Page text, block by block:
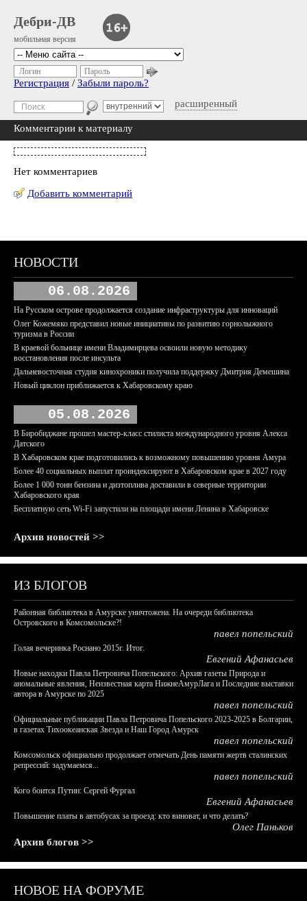
Дебри-ДВ
мобильная версия
расширенный
Логин Пароль
Регистрация / Забыли пароль?
Комментарии к материалу
Нет комментариев
Добавить комментарий
НОВОСТИ
06.08.2026
На Русском острове продолжается создание инфраструктуры для инноваций
Олег Кожемяко представил новые инициативы по развитию горнолыжного
туризма в России
В краевой больнице имени Владимирцева освоили новую методику
восстановления после инсульта
Дальневосточная студия кинохроники получила поддержку Дмитрия Демешина
Новый циклон приближается к Хабаровскому краю
05.08.2026
В Биробиджане прошел мастер-класс стилиста международного уровня Алекса
Датского
В Хабаровском крае подготовились к возможному повышению уровня Амура
Более 40 социальных выплат проиндексируют в Хабаровском крае в 2027 году
Более 1 000 тонн бензина и дизтоплива доставили в северные территории
Хабаровского края
Бесплатную сеть Wi-Fi запустили на площади имени Ленина в Хабаровске
Архив новостей >>
ИЗ БЛОГОВ
Районная библиотека в Амурске уничтожена. На очереди библиотека
Островского в Комсомольске?!
павел попельский
Голая вечеринка Роснано 2015г. Итог.
Евгений Афанасьев
Новые находки Павла Петровича Попельского: Архив газеты Природа и
аномальные явления, Неизвестная карта НижнеАмурЛага и Последние выставки
автора в Амурске по 2025
павел попельский
Официальные публикации Павла Петровича Попельского 2023-2025 в Болгарии,
в газетах Тихоокеанская Звезда и Наш Город Амурск
павел попельский
Комсомольск официально продолжает отмечать День памяти жертв сталинских
репрессий: задумаемся...
павел попельский
Кого боится Путин: Сергей Фургал
Евгений Афанасьев
Повышение платы в автобусах за проезд: кто виноват, и что делать?
Олег Паньков
Архив блогов >>
НОВОЕ НА ФОРУМЕ